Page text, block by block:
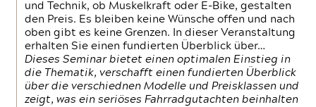
und Technik, ob Muskelkraft oder E-Bike, gestalten
den Preis. Es bleiben keine Wünsche offen und nach
oben gibt es keine Grenzen. In dieser Veranstaltung
erhalten Sie einen fundierten Überblick über…
Dieses Seminar bietet einen optimalen Einstieg in
die Thematik, verschafft einen fundierten Überblick
über die verschiednen Modelle und Preisklassen und
zeigt, was ein seriöses Fahrradgutachten beinhalten